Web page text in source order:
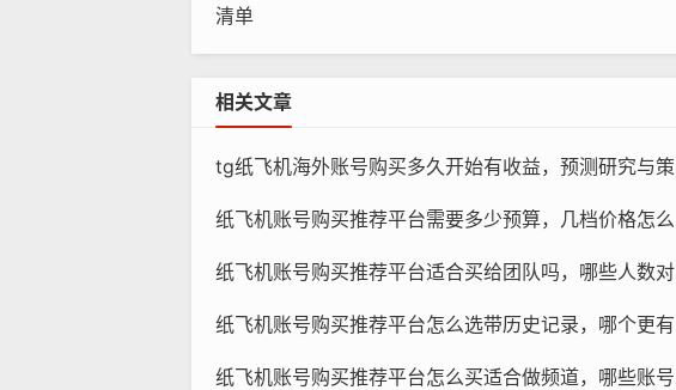
清单
相关文章
tg纸飞机海外账号购买多久开始有收益，预测研究与策略？
纸飞机账号购买推荐平台需要多少预算，几档价格怎么选与为什么差异这么大指南
纸飞机账号购买推荐平台适合买给团队吗，哪些人数对应策略与方法清单
纸飞机账号购买推荐平台怎么选带历史记录，哪个更有优势与对比评测指南
纸飞机账号购买推荐平台怎么买适合做频道，哪些账号更匹配与如何运营教程